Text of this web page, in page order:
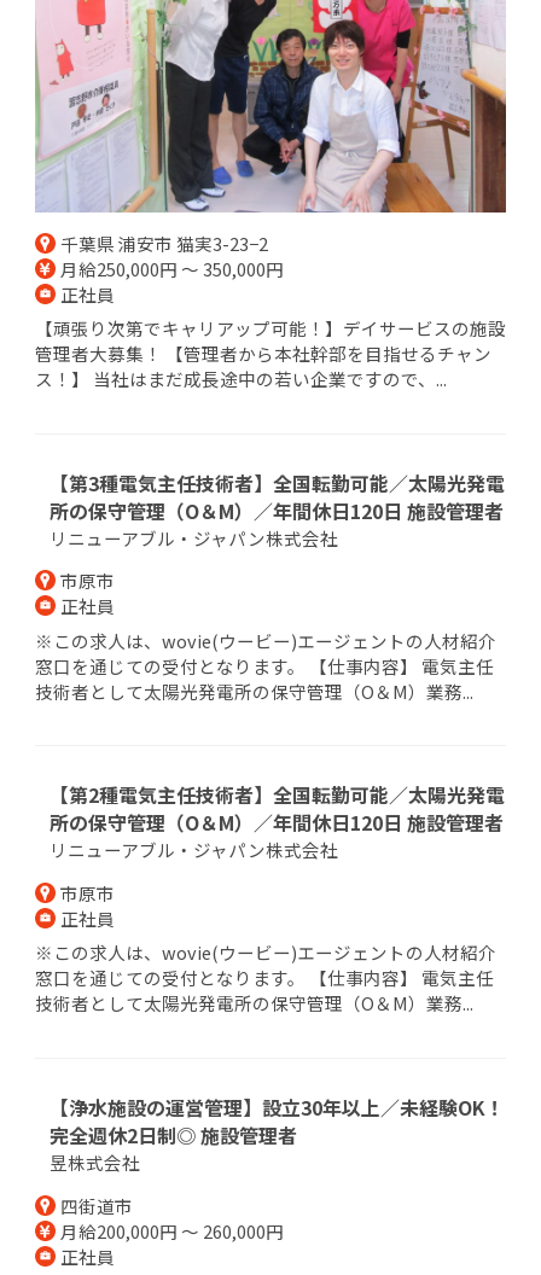
千葉県 浦安市 猫実3-23−2
月給250,000円 ～ 350,000円
正社員
【頑張り次第でキャリアップ可能！】デイサービスの施設
管理者大募集！ 【管理者から本社幹部を目指せるチャン
ス！】 当社はまだ成長途中の若い企業ですので、...
【第3種電気主任技術者】全国転勤可能／太陽光発電
所の保守管理（O＆M）／年間休日120日 施設管理者
リニューアブル・ジャパン株式会社
市原市
正社員
※この求人は、wovie(ウービー)エージェントの人材紹介
窓口を通じての受付となります。 【仕事内容】 電気主任
技術者として太陽光発電所の保守管理（O＆M）業務...
【第2種電気主任技術者】全国転勤可能／太陽光発電
所の保守管理（O＆M）／年間休日120日 施設管理者
リニューアブル・ジャパン株式会社
市原市
正社員
※この求人は、wovie(ウービー)エージェントの人材紹介
窓口を通じての受付となります。 【仕事内容】 電気主任
技術者として太陽光発電所の保守管理（O＆M）業務...
【浄水施設の運営管理】設立30年以上／未経験OK！
完全週休2日制◎ 施設管理者
昱株式会社
四街道市
月給200,000円 ～ 260,000円
正社員